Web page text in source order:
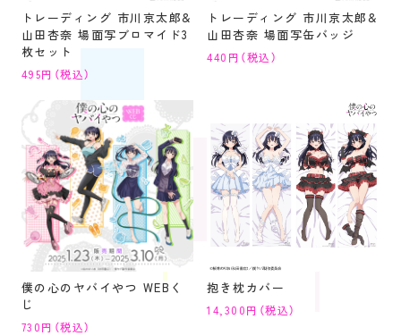
トレーディング 市川京太郎&
山田杏奈 場面写ブロマイド3
枚セット
495円（税込）
トレーディング 市川京太郎&
山田杏奈 場面写缶バッジ
440円（税込）
僕の心のヤバイやつ WEBく
じ
730円（税込）
抱き枕カバー
14,300円（税込）